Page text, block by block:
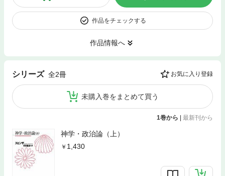
作品をチェックする
作品情報へ
シリーズ 全2冊 お気に入り登録
未購入巻をまとめて買う
1巻から | 最新刊から
神学・政治論（上）
1,430